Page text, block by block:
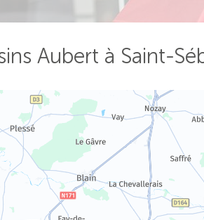
Aubert à Saint-